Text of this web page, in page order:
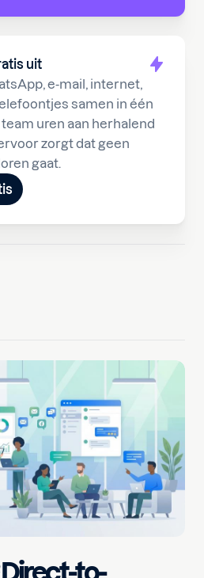
uit
e-mail, internet,
samen in één
uren aan herhalend
zorgt dat geen
gaat.
Direct-to-